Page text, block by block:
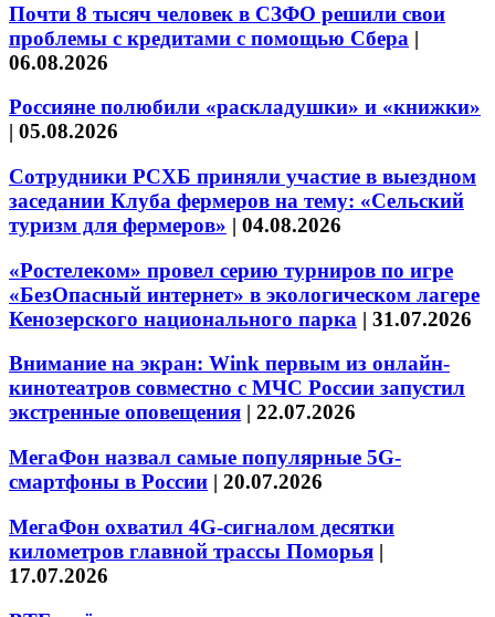
Почти 8 тысяч человек в СЗФО решили свои
проблемы с кредитами с помощью Сбера |
06.08.2026
Россияне полюбили «раскладушки» и «книжки»
| 05.08.2026
Сотрудники РСХБ приняли участие в выездном
заседании Клуба фермеров на тему: «Сельский
туризм для фермеров» | 04.08.2026
«Ростелеком» провел серию турниров по игре
«БезОпасный интернет» в экологическом лагере
Кенозерского национального парка | 31.07.2026
Внимание на экран: Wink первым из онлайн-
кинотеатров совместно с МЧС России запустил
экстренные оповещения | 22.07.2026
МегаФон назвал самые популярные 5G-
смартфоны в России | 20.07.2026
МегаФон охватил 4G-сигналом десятки
километров главной трассы Поморья |
17.07.2026